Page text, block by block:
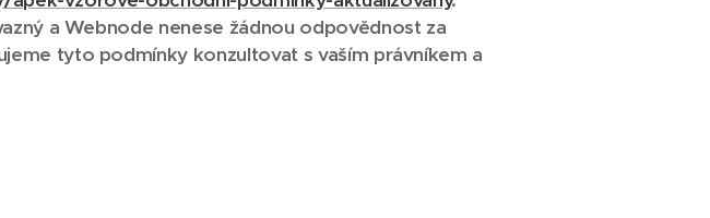
a Webnode nenese žádnou odpovědnost za
tyto podmínky konzultovat s vaším právníkem a